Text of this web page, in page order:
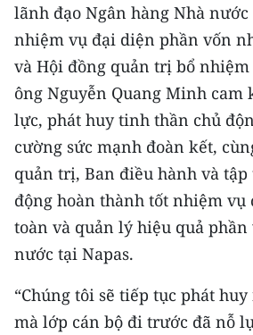
Đồng bằng sông Hồng
Bắc Trung Bộ
Duyên hải Nam Trung Bộ và Tây
Nguyên
Đông Nam Bộ
Đồng bằng sông Cửu Long
Chuyên trang Hà Nội
Chuyên trang TP. Hồ Chí Minh
CHUYÊN ĐỀ
lãnh đạo Ngân hàng Nhà
nhiệm vụ đại diện phần vốn
và Hội đồng quản trị bổ nhiệm
ông Nguyễn Quang Minh cam
lực, phát huy tinh thần chủ
cường sức mạnh đoàn kết,
quản trị, Ban điều hành và
động hoàn thành tốt nhiệm vụ
toàn và quản lý hiệu quả phần
nước tại Napas.
“Chúng tôi sẽ tiếp tục phát
mà lớp cán bộ đi trước đã nỗ